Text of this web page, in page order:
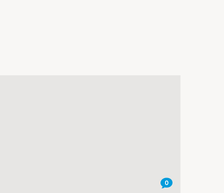
0